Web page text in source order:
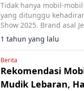
Tidak hanya mobil-
yang ditunggu
Show 2025. Brand asal
juga siap membawa
bocorannya.
1 tahun yang lalu
Berita
Rekomendasi
Mudik Lebaran,